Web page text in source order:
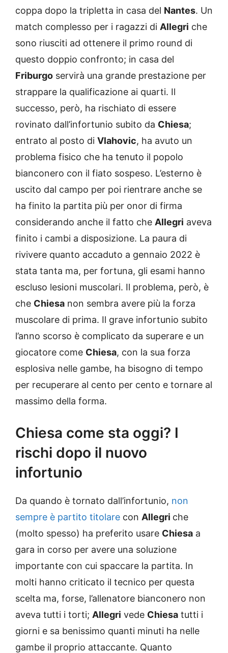
coppa dopo la tripletta in casa del Nantes. Un
match complesso per i ragazzi di Allegri che
sono riusciti ad ottenere il primo round di
questo doppio confronto; in casa del
Friburgo servirà una grande prestazione per
strappare la qualificazione ai quarti. Il
successo, però, ha rischiato di essere
rovinato dall’infortunio subito da Chiesa;
entrato al posto di Vlahovic, ha avuto un
problema fisico che ha tenuto il popolo
bianconero con il fiato sospeso. L’esterno è
uscito dal campo per poi rientrare anche se
ha finito la partita più per onor di firma
considerando anche il fatto che Allegri aveva
finito i cambi a disposizione. La paura di
rivivere quanto accaduto a gennaio 2022 è
stata tanta ma, per fortuna, gli esami hanno
escluso lesioni muscolari. Il problema, però, è
che Chiesa non sembra avere più la forza
muscolare di prima. Il grave infortunio subito
l’anno scorso è complicato da superare e un
giocatore come Chiesa, con la sua forza
esplosiva nelle gambe, ha bisogno di tempo
per recuperare al cento per cento e tornare al
massimo della forma.
Chiesa come sta oggi? I
rischi dopo il nuovo
infortunio
Da quando è tornato dall’infortunio, non
sempre è partito titolare con Allegri che
(molto spesso) ha preferito usare Chiesa a
gara in corso per avere una soluzione
importante con cui spaccare la partita. In
molti hanno criticato il tecnico per questa
scelta ma, forse, l’allenatore bianconero non
aveva tutti i torti; Allegri vede Chiesa tutti i
giorni e sa benissimo quanti minuti ha nelle
gambe il proprio attaccante. Quanto